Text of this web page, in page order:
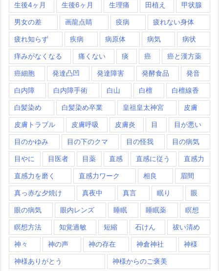
生後4ヶ月 生後6ヶ月 生理痛 田植え 甲状腺
男女の差 画龍点睛 疫病 疲れない身体
疲れ知らず 疾病 病原体 病気 病状
痒みがなくなる 痛くない 痰 癌 癌と漢方薬
癌細胞 発達凸凹 発達障害 発酵食品 発音
白内障 白内障手術 白山 白檀 白檀線香
白髪染め 白髪染め卒業 皇祖皇太神宮 皮膚
皮膚トラブル 皮膚呼吸 皮膚炎 目 目が悪い
目のかゆみ 目の下のクマ 目の怪我 目の病気
目やに 目医者 目薬 直感 直感に従う 直感力
直感力を磨く 直感力ワーク 相良 眉間
真っ赤な夕焼け 真夜中 真言 眠り 眼
眼の病気 眼内レンズ 睡眠 睡眠薬 瞑想
瞑想方法 知覚過敏 短縮 石けん 祓い清め
神々 神の声 神の存在 神倉神社 神様
神様ありがとう 神様からのご褒美